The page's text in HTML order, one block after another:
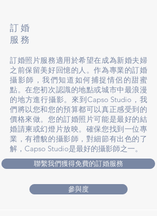
訂婚
服務
訂婚照片服務適用於希望在成為新婚夫婦
之前保留美好回憶的人。作為專業的訂婚
攝影師，我們知道如何捕捉情侶的甜蜜
點。在您初次認識的地點或城市中最浪漫
的地方進行攝影。來到Capso Studio，我
們將以您和您的預算都可以真正感受到的
價格來做。您的訂婚照片可能是最好的結
婚請柬或幻燈片放映。確保您找到一位專
業，有禮貌的攝影師，對細節有出色的了
解，Capso Studio是最好的攝影師之一。
聯繫我們獲得免費的訂婚服務
參與度